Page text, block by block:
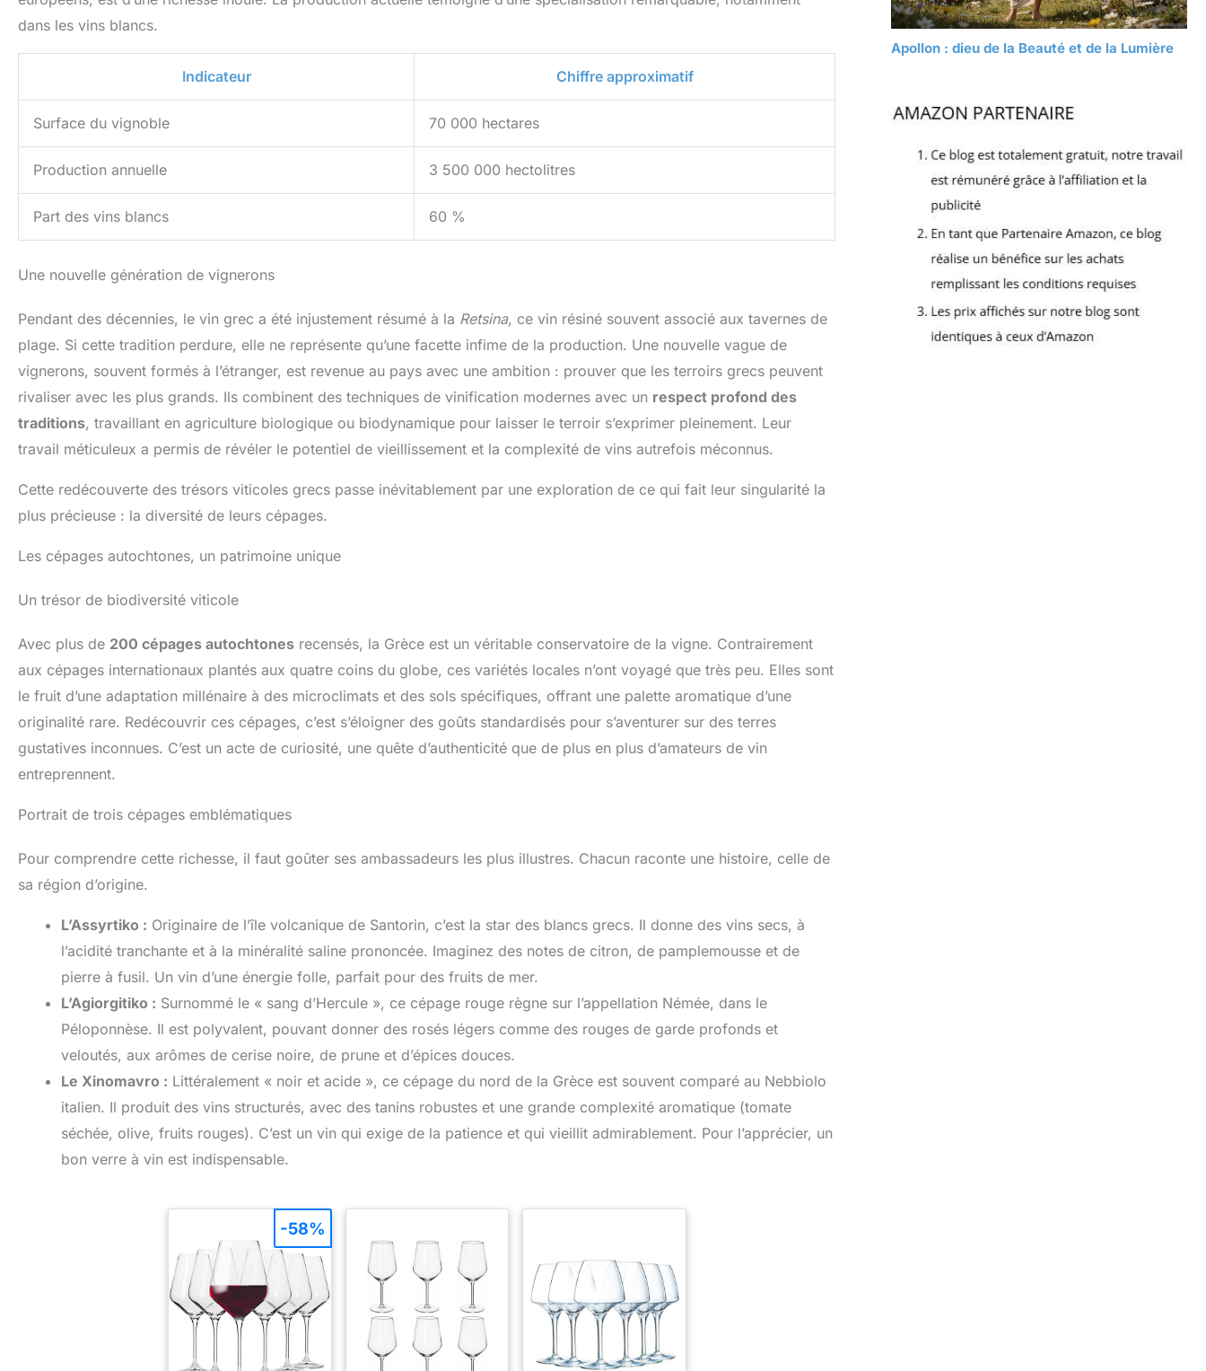
dans les vins blancs.
Indicateur Chiffre approximatif
Surface du vignoble 70 000 hectares
Production annuelle 3 500 000 hectolitres
Part des vins blancs 60 %
Une nouvelle génération de vignerons
Pendant des décennies, le vin grec a été injustement résumé à la Retsina, ce vin résiné souvent associé aux tavernes de
plage. Si cette tradition perdure, elle ne représente qu’une facette infime de la production. Une nouvelle vague de
vignerons, souvent formés à l’étranger, est revenue au pays avec une ambition : prouver que les terroirs grecs peuvent
rivaliser avec les plus grands. Ils combinent des techniques de vinification modernes avec un respect profond des
traditions, travaillant en agriculture biologique ou biodynamique pour laisser le terroir s’exprimer pleinement. Leur
travail méticuleux a permis de révéler le potentiel de vieillissement et la complexité de vins autrefois méconnus.
Cette redécouverte des trésors viticoles grecs passe inévitablement par une exploration de ce qui fait leur singularité la
plus précieuse : la diversité de leurs cépages.
Les cépages autochtones, un patrimoine unique
Un trésor de biodiversité viticole
Avec plus de 200 cépages autochtones recensés, la Grèce est un véritable conservatoire de la vigne. Contrairement
aux cépages internationaux plantés aux quatre coins du globe, ces variétés locales n’ont voyagé que très peu. Elles sont
le fruit d’une adaptation millénaire à des microclimats et des sols spécifiques, offrant une palette aromatique d’une
originalité rare. Redécouvrir ces cépages, c’est s’éloigner des goûts standardisés pour s’aventurer sur des terres
gustatives inconnues. C’est un acte de curiosité, une quête d’authenticité que de plus en plus d’amateurs de vin
entreprennent.
Portrait de trois cépages emblématiques
Pour comprendre cette richesse, il faut goûter ses ambassadeurs les plus illustres. Chacun raconte une histoire, celle de
sa région d’origine.
L’Assyrtiko : Originaire de l’île volcanique de Santorin, c’est la star des blancs grecs. Il donne des vins secs, à
l’acidité tranchante et à la minéralité saline prononcée. Imaginez des notes de citron, de pamplemousse et de
pierre à fusil. Un vin d’une énergie folle, parfait pour des fruits de mer.
L’Agiorgitiko : Surnommé le « sang d’Hercule », ce cépage rouge règne sur l’appellation Némée, dans le
Péloponnèse. Il est polyvalent, pouvant donner des rosés légers comme des rouges de garde profonds et
veloutés, aux arômes de cerise noire, de prune et d’épices douces.
Le Xinomavro : Littéralement « noir et acide », ce cépage du nord de la Grèce est souvent comparé au Nebbiolo
italien. Il produit des vins structurés, avec des tanins robustes et une grande complexité aromatique (tomate
séchée, olive, fruits rouges). C’est un vin qui exige de la patience et qui vieillit admirablement. Pour l’apprécier, un
bon verre à vin est indispensable.
-58%
Apollon : dieu de la Beauté et de la Lumière